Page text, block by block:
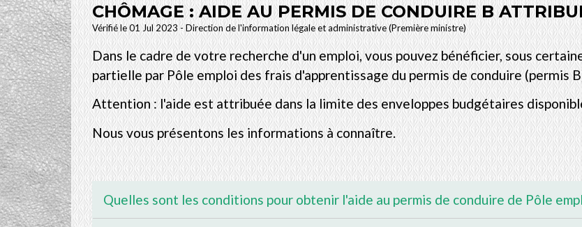
CHÔMAGE : AIDE AU PERMIS DE CONDUIRE B
Vérifié le 01 Jul 2023 - Direction de l'information légale et administrative (Première ministre)
Dans le cadre de votre recherche d'un emploi, vous pouvez bénéficier, sous
partielle par Pôle emploi des frais d'apprentissage du permis de conduire (permis
Attention : l'aide est attribuée dans la limite des enveloppes budgétaires
Nous vous présentons les informations à connaître.
Quelles sont les conditions pour obtenir l'aide au permis de conduire de Pôle